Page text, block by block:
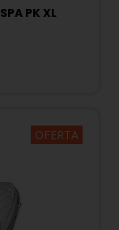
PK XL
OFERTA